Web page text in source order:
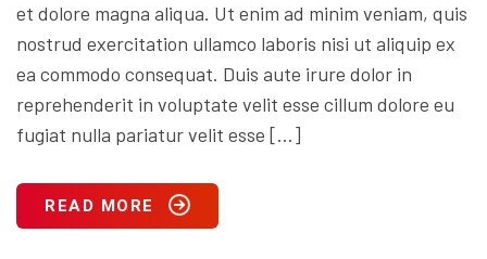
et dolore magna aliqua. Ut enim ad minim veniam, quis
nostrud exercitation ullamco laboris nisi ut aliquip ex
ea commodo consequat. Duis aute irure dolor in
reprehenderit in voluptate velit esse cillum dolore eu
fugiat nulla pariatur velit esse […]
READ MORE